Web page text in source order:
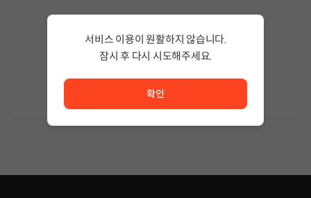
검색어의 단어 수를 줄이거나 필터조건을 변경하세요.
서비스 이용이 원활하지 않습니다.
잠시 후 다시 시도해주세요.
확인